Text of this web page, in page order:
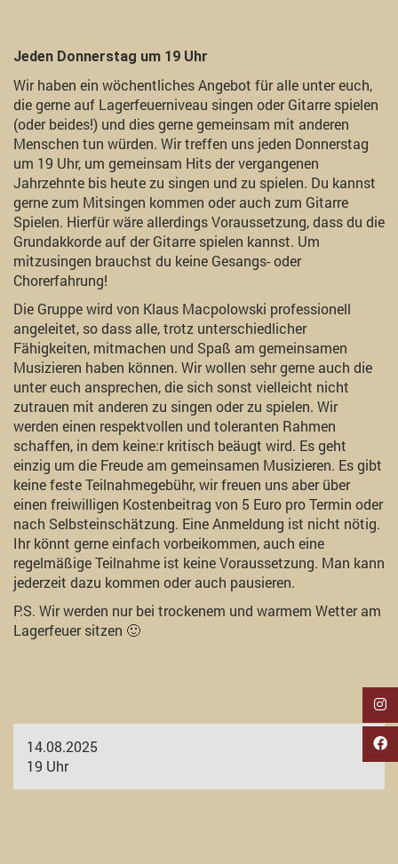
Jeden Donnerstag um 19 Uhr
Wir haben ein wöchentliches Angebot für alle unter euch,
die gerne auf Lagerfeuerniveau singen oder Gitarre spielen
(oder beides!) und dies gerne gemeinsam mit anderen
Menschen tun würden. Wir treffen uns jeden Donnerstag
um 19 Uhr, um gemeinsam Hits der vergangenen
Jahrzehnte bis heute zu singen und zu spielen. Du kannst
gerne zum Mitsingen kommen oder auch zum Gitarre
Spielen. Hierfür wäre allerdings Voraussetzung, dass du die
Grundakkorde auf der Gitarre spielen kannst. Um
mitzusingen brauchst du keine Gesangs- oder
Chorerfahrung!
Die Gruppe wird von Klaus Macpolowski professionell
angeleitet, so dass alle, trotz unterschiedlicher
Fähigkeiten, mitmachen und Spaß am gemeinsamen
Musizieren haben können. Wir wollen sehr gerne auch die
unter euch ansprechen, die sich sonst vielleicht nicht
zutrauen mit anderen zu singen oder zu spielen. Wir
werden einen respektvollen und toleranten Rahmen
schaffen, in dem keine:r kritisch beäugt wird. Es geht
einzig um die Freude am gemeinsamen Musizieren. Es gibt
keine feste Teilnahmegebühr, wir freuen uns aber über
einen freiwilligen Kostenbeitrag von 5 Euro pro Termin oder
nach Selbsteinschätzung. Eine Anmeldung ist nicht nötig.
Ihr könnt gerne einfach vorbeikommen, auch eine
regelmäßige Teilnahme ist keine Voraussetzung. Man kann
jederzeit dazu kommen oder auch pausieren.
P.S. Wir werden nur bei trockenem und warmem Wetter am
Lagerfeuer sitzen 🙂
14.08.2025
19 Uhr